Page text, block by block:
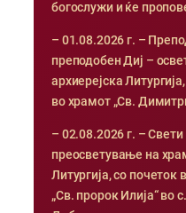
богослужи и ќе
– 01.08.2026 г. –
преподобен Диј –
архиерејска
во храмот „Св.
– 02.08.2026 г. –
преосветување на
Литургија, со почеток
„Св. пророк Илија“ во